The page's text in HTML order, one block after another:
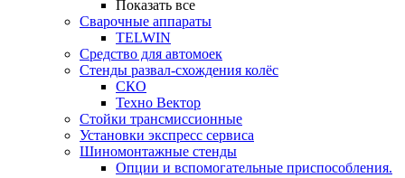
Показать все
Сварочные аппараты
TELWIN
Средство для автомоек
Стенды развал-схождения колёс
СКО
Техно Вектор
Стойки трансмиссионные
Установки экспресс сервиса
Шиномонтажные стенды
Опции и вспомогательные приспособления.